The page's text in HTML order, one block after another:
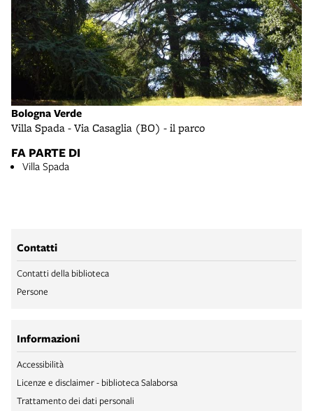
Bologna Verde
Villa Spada - Via Casaglia (BO) - il parco
FA PARTE DI
Villa Spada
Contatti
Contatti della biblioteca
Persone
Informazioni
Accessibilità
Licenze e disclaimer - biblioteca Salaborsa
Trattamento dei dati personali